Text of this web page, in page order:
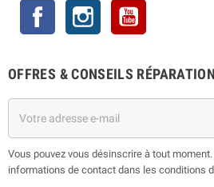
Facebook Instagram
OFFRES & CONSEILS RÉPARATION
Vous pouvez vous désinscrire à tout
informations de contact dans les conditions